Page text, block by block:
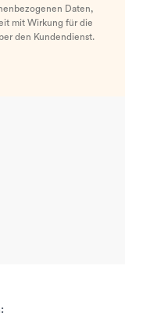
Daten,
mit Wirkung für die
den Kundendienst.